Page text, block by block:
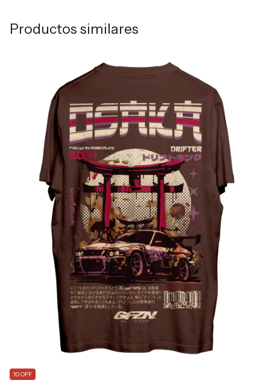
Productos similares
10 OFF